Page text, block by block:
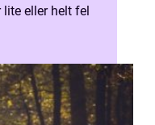
eller helt fel